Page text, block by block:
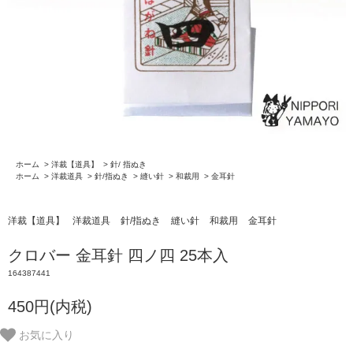
ホーム > 洋裁【道具】 > 針/ 指ぬき
ホーム
> 洋裁道具 > 針/指ぬき > 縫い針 > 和裁用 > 金耳針
洋裁【道具】 洋裁道具 針/指ぬき 縫い針 和裁用 金耳針
クロバー 金耳針 四ノ四 25本入
164387441
450円(内税)
お気に入り